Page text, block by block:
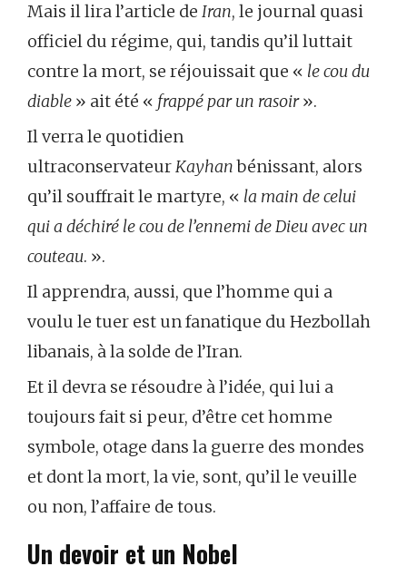
Mais il lira l’article de Iran, le journal quasi
officiel du régime, qui, tandis qu’il luttait
contre la mort, se réjouissait que « le cou du
diable » ait été « frappé par un rasoir».
Il verra le quotidien
ultraconservateurKayhanbénissant, alors
qu’il souffrait le martyre, « la main de celui
qui a déchiré le cou de l’ennemi de Dieu avec un
couteau. ».
Il apprendra, aussi, que l’homme qui a
voulu le tuer est un fanatique du Hezbollah
libanais, à la solde de l’Iran.
Et il devra se résoudre à l’idée, qui lui a
toujours fait si peur, d’être cet homme
symbole, otage dans la guerre des mondes
et dont la mort, la vie, sont, qu’il le veuille
ou non, l’affaire de tous.
Un devoir et un Nobel